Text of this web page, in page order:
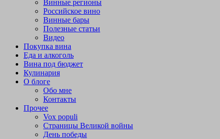
Винные регионы
Российское вино
Винные бары
Полезные статьи
Видео
Покупка вина
Еда и алкоголь
Вина под бюджет
Кулинария
О блоге
Обо мне
Контакты
Прочее
Vox populi
Страницы Великой войны
День победы